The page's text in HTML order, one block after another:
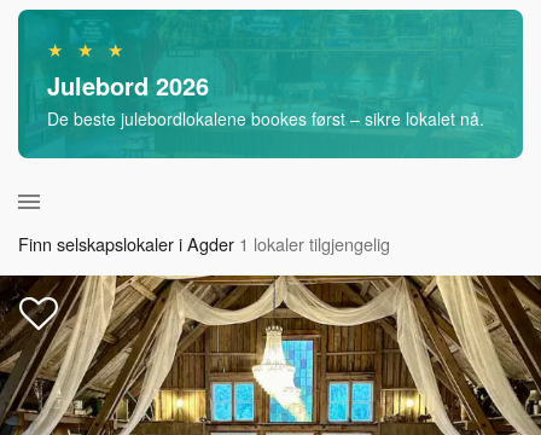
★ ★ ★
Julebord 2026
De beste julebordlokalene bookes først – sikre lokalet nå.
Finn selskapslokaler i Agder 1 lokaler tilgjengelig